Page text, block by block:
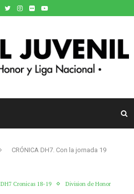
CRÓNICA DH7. Con la jornada 19
DH7 Cronicas 18-19 Division de Honor